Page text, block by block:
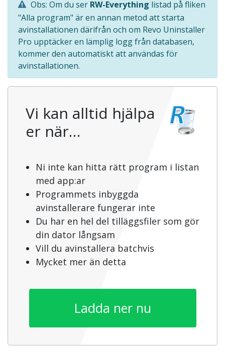
Obs: Om du ser RW-Everything listad på fliken
"Alla program" är en annan metod att starta
avinstallationen därifrån och om Revo Uninstaller
Pro upptäcker en lämplig logg från databasen,
kommer den automatiskt att användas för
avinstallationen.
Vi kan alltid hjälpa
er när…
Ni inte kan hitta rätt program i listan
med app:ar
Programmets inbyggda
avinstallerare fungerar inte
Du har en hel del tilläggsfiler som gör
din dator långsam
Vill du avinstallera batchvis
Mycket mer än detta
Ladda ner nu